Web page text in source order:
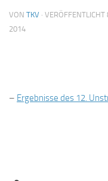
VON TKV · VERÖFFENTLICHT
2014
– Ergebnisse des 12.